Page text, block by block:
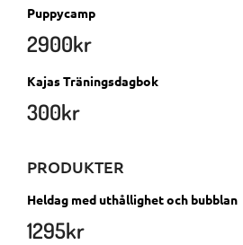
Puppycamp
2900kr
Kajas Träningsdagbok
300kr
PRODUKTER
Heldag med uthållighet och bubblan
1295kr